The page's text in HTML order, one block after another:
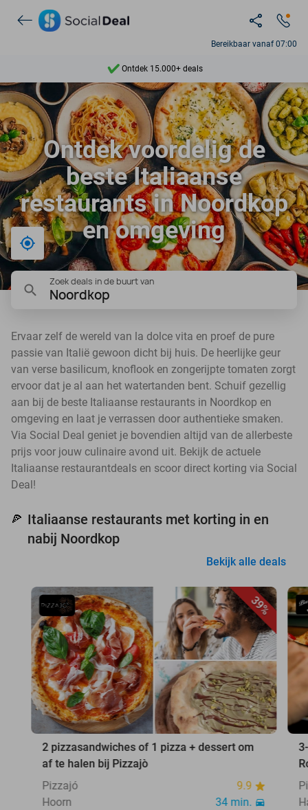
Bereikbaar vanaf 07:00
Ontdek 15.000+ deals
7 dagen per week beschikbaar
10+ miljoen leden
9,4
Ontdek 15.000+ deals
Ontdek voordelig de
beste Italiaanse
restaurants in Noordkop
en omgeving
Bij mij in de buurt
Zoek deals in de buurt van
Noordkop
Ervaar zelf de wereld van la dolce vita en proef de pure
passie van Italië gewoon dicht bij huis. De heerlijke geur
van verse basilicum, knoflook en zongerijpte tomaten zorgt
ervoor dat je al aan het watertanden bent. Schuif gezellig
aan bij de beste Italiaanse restaurants in Noordkop en
omgeving en laat je verrassen door authentieke smaken.
Via Social Deal geniet je bovendien altijd van de allerbeste
prijs voor jouw culinaire avond uit. Bekijk de actuele
Italiaanse restaurantdeals en scoor direct korting via Social
Deal!
🍕 Italiaanse restaurants met korting in en
nabij Noordkop
Bekijk alle deals
39%
2 pizzasandwiches of 1 pizza + dessert om
af te halen bij Pizzajò
Pizzajó
9.9
Hoorn
34 min.